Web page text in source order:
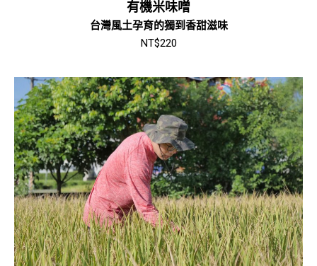
有機米味噌
台灣風土孕育的獨到香甜滋味
NT$220